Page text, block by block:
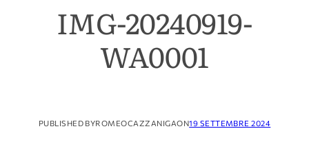
IMG-20240919-
WA0001
PUBLISHED BYROMEOCAZZANIGAON19 SETTEMBRE 2024